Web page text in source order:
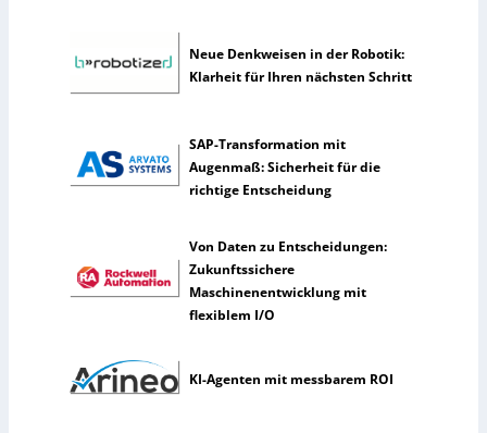
s
e
n
n
i
c
Neue Denkweisen in der Robotik:
Klarheit für Ihren nächsten Schritt
SAP-Transformation mit
Augenmaß: Sicherheit für die
richtige Entscheidung
Von Daten zu Entscheidungen:
Zukunftssichere
Maschinenentwicklung mit
flexiblem I/O
KI-Agenten mit messbarem ROI